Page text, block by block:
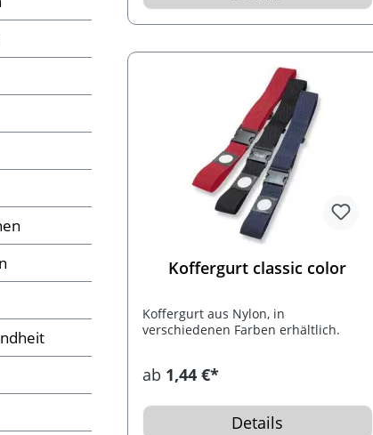
Koffergurt classic color
Koffergurt aus Nylon, in
verschiedenen Farben erhältlich.
ab 1,44 €*
Details